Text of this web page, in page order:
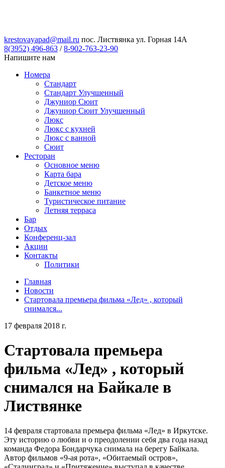
krestovayapad@mail.ru пос. Листвянка ул. Горная 14А
8(3952) 496-863 / 8-902-763-23-90
Напишите нам
Номера
Стандарт
Стандарт Улучшенный
Джуниор Сюит
Джуниор Сюит Улучшенный
Люкс
Люкс с кухней
Люкс с ванной
Сюит
Ресторан
Основное меню
Карта бара
Детское меню
Банкетное меню
Туристическое питание
Летняя терраса
Бар
Отдых
Конференц-зал
Акции
Контакты
Политики
Главная
Новости
Стартовала премьера фильма «Лед» , который
снимался...
17 февраля 2018 г.
Стартовала премьера
фильма «Лед» , который
снимался на Байкале в
Листвянке
14 февраля стартовала премьера фильма «Лед» в Иркутске.
Эту историю о любви и о преодолении себя два года назад
команда Федора Бондарчука снимала на берегу Байкала.
Автор фильмов «9-ая рота», «Обитаемый остров»,